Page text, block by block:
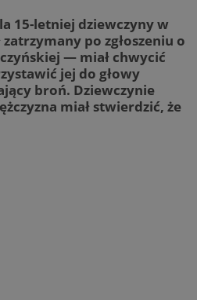
15-letniej dziewczyny w
po zgłoszeniu o
— miał chwycić
jej do głowy
broń. Dziewczynie
miał stwierdzić, że